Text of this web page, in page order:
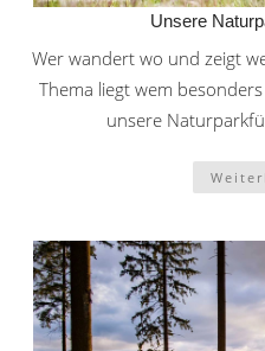
Unsere
Wer wandert wo und zeigt
Thema liegt wem
unsere